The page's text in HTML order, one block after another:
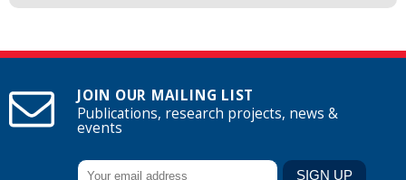
JOIN OUR MAILING LIST
Publications, research projects, news &
events